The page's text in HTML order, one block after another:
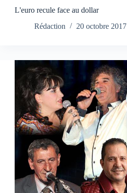
L'euro recule face au dollar
Rédaction
20 octobre 2017